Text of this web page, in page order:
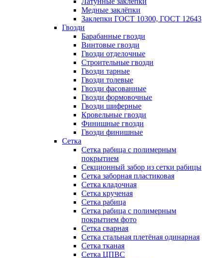
Медные заклёпки
Заклепки ГОСТ 10300, ГОСТ 12643
Гвозди
Барабанные гвозди
Винтовые гвозди
Гвозди отделочные
Строительные гвозди
Гвозди тарные
Гвозди толевые
Гвозди фасованные
Гвозди формовочные
Гвозди шиферные
Кровельные гвозди
Финишные гвозди
Гвозди финишные
Сетка
Сетка рабица с полимерным
покрытием
Секционный забор из сетки рабицы
Сетка заборная пластиковая
Сетка кладочная
Сетка крученая
Сетка рабица
Сетка рабица с полимерным
покрытием фото
Сетка сварная
Сетка стальная плетёная одинарная
Сетка тканая
Сетка ЦПВС